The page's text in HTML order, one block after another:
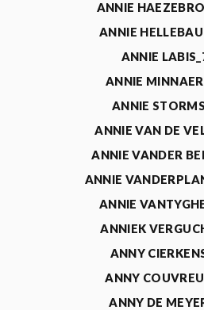
ANNIE
ANNIE
ANNIE
ANNIE
ANNIE
ANNIE VAN DE
ANNIE VANDER
ANNIE
ANNIE
ANNIEK
ANNY
ANNY
ANNY DE